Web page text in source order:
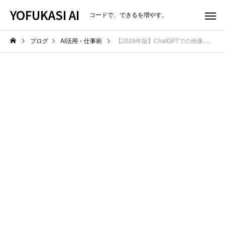
YOFUKASI AI コードで、できるを増やす。
ブログ AI活用・仕事術 【2026年版】ChatGPTでの画像生成｜手足・背景が崩れる原因と直し方（修正指示の実例）